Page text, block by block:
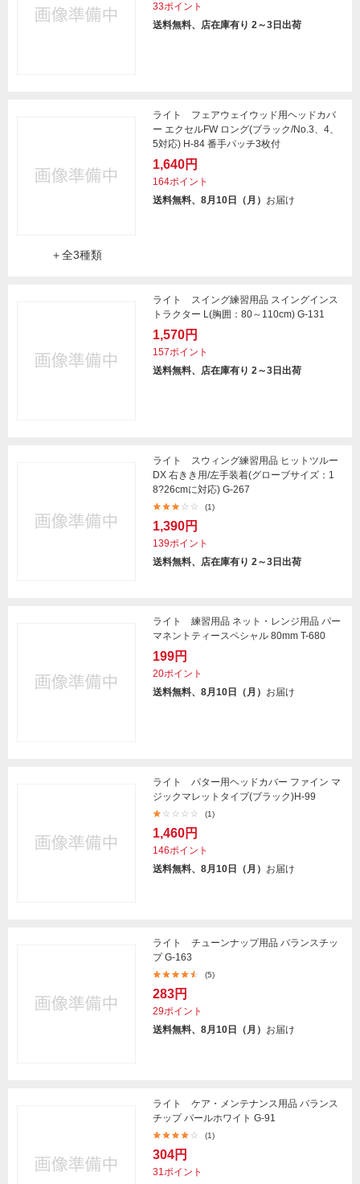
33ポイント
送料無料、店在庫有り 2～3日出荷
＋全3種類
ライト フェアウェイウッド用ヘッドカバ
ー エクセルFW ロング(ブラック/No.3、4、
5対応) H-84 番手パッチ3枚付
1,640円
164ポイント
送料無料、8月10日（月） お届け
ライト スイング練習用品 スイングインス
トラクター L(胸囲：80～110cm) G-131
1,570円
157ポイント
送料無料、店在庫有り 2～3日出荷
ライト スウィング練習用品 ヒットツルー
DX 右きき用/左手装着(グローブサイズ：1
8?26cmに対応) G-267
(1)
1,390円
139ポイント
送料無料、店在庫有り 2～3日出荷
ライト 練習用品 ネット・レンジ用品 パー
マネントティースペシャル 80mm T-680
199円
20ポイント
送料無料、8月10日（月） お届け
ライト パター用ヘッドカバー ファイン マ
ジックマレットタイプ(ブラック)H-99
(1)
1,460円
146ポイント
送料無料、8月10日（月） お届け
ライト チューンナップ用品 バランスチッ
プ G-163
(5)
283円
29ポイント
送料無料、8月10日（月） お届け
ライト ケア・メンテナンス用品 バランス
チップ パールホワイト G-91
(1)
304円
31ポイント